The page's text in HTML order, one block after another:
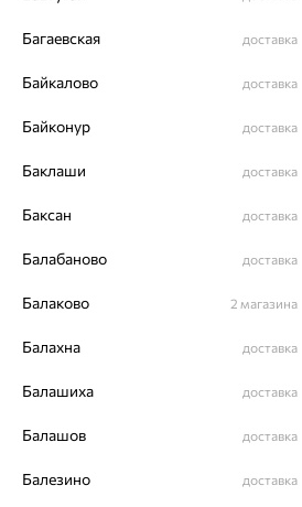
Багаевская доставка
Байкалово доставка
Байконур доставка
Баклаши доставка
Баксан доставка
Балабаново доставка
Балаково 2 магазина
Балахна доставка
Балашиха доставка
Балашов доставка
Балезино доставка